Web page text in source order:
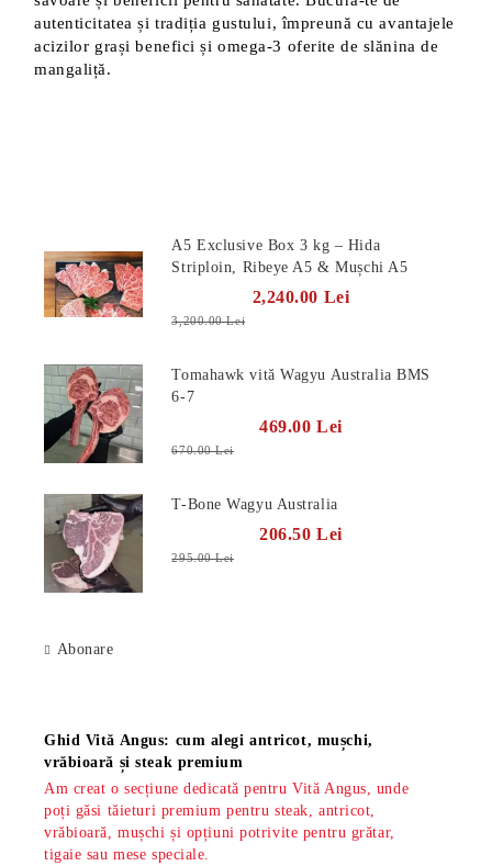
autenticitatea și tradiția gustului, împreună cu avantajele
acizilor grași benefici și omega-3 oferite de slănina de
mangaliță.
A5 Exclusive Box 3 kg – Hida
Striploin, Ribeye A5 & Mușchi A5
2,240.00 Lei
3,200.00 Lei
Tomahawk vită Wagyu Australia BMS
6-7
469.00 Lei
670.00 Lei
T-Bone Wagyu Australia
206.50 Lei
295.00 Lei
Abonare
Ghid Vită Angus: cum alegi antricot, mușchi,
vrăbioară și steak premium
Am creat o secțiune dedicată pentru Vită Angus, unde
poți găsi tăieturi premium pentru steak, antricot,
vrăbioară, mușchi și opțiuni potrivite pentru grătar,
tigaie sau mese speciale.